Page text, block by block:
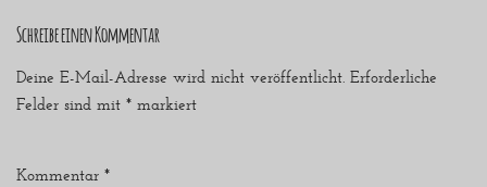
Schreibe einen Kommentar
Deine E-Mail-Adresse wird nicht veröffentlicht. Erforderliche
Felder sind mit * markiert
Kommentar *